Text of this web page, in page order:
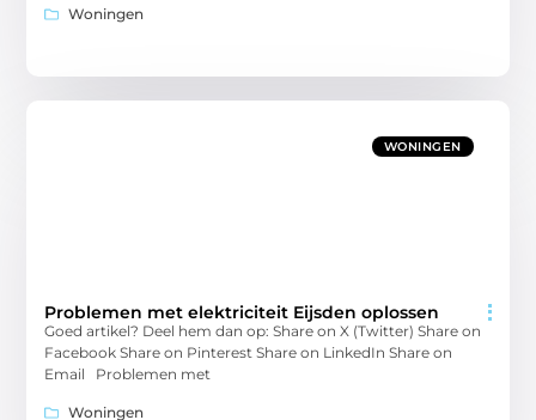
Woningen
WONINGEN
Problemen met elektriciteit Eijsden oplossen
Goed artikel? Deel hem dan op: Share on X (Twitter) Share on
Facebook Share on Pinterest Share on LinkedIn Share on
Email Problemen met
Woningen